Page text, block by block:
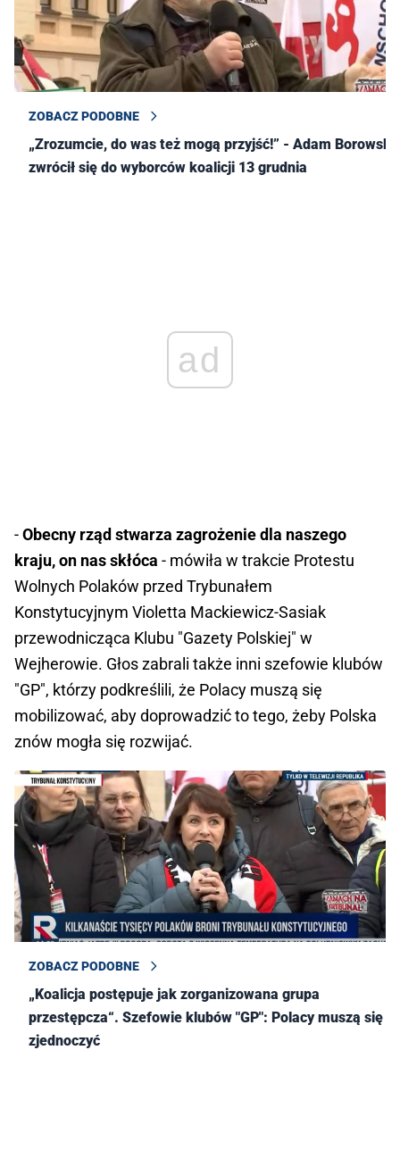
ZOBACZ PODOBNE
„Zrozumcie, do was też mogą przyjść!” - Adam Borowski
zwrócił się do wyborców koalicji 13 grudnia
ad
-Obecny rząd stwarza zagrożenie dla naszego
kraju, on nas skłóca - mówiła w trakcie Protestu
Wolnych Polaków przed Trybunałem
Konstytucyjnym Violetta Mackiewicz-Sasiak
przewodnicząca Klubu "Gazety Polskiej" w
Wejherowie. Głos zabrali także inni szefowie klubów
"GP", którzy podkreślili, że Polacy muszą się
mobilizować, aby doprowadzić to tego, żeby Polska
znów mogła się rozwijać.
ZOBACZ PODOBNE
„Koalicja postępuje jak zorganizowana grupa
przestępcza“. Szefowie klubów "GP": Polacy muszą się
zjednoczyć